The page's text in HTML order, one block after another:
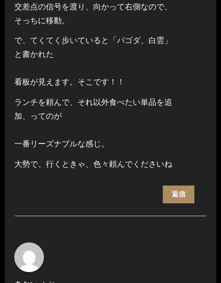
交差点の信号を渡り、向かって右側なので、
そっちに移動。
で、てくてく歩いていると「パゴダ、白雲」
と書かれた
看板が見えます。そこです！！
ランチを頼んで、それ以外食べたい単品を追
加、ってのが
一番リーズナブルな感じ。
大勢で、行くときゃ、色々頼んでくださいね
返信